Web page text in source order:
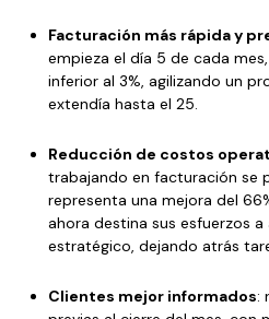
Facturación más rápida y
empieza el día 5 de cada
inferior al 3%, agilizando un
extendía hasta el 25.
Reducción de costos
trabajando en facturación se
representa una mejora del
ahora destina sus esfuerzos
estratégico, dejando atrás
Clientes mejor informados: